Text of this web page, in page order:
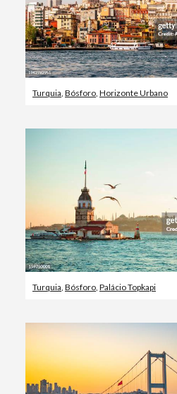
Turquia, Bósforo, Horizonte Urbano
Turquia Bósforo Palácio Topkapi